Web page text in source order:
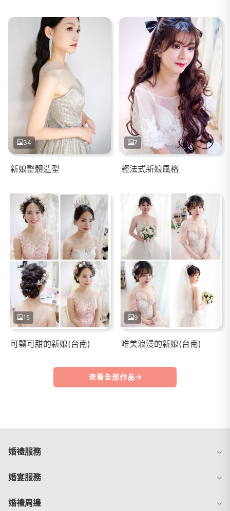
34
新娘整體造型
7
輕法式新娘風格
15
可鹽可甜的新娘(台南)
9
唯美浪漫的新娘(台南)
查看全部作品
婚禮服務
婚宴服務
婚禮周邊